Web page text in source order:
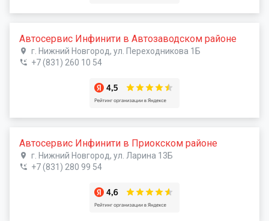
Автосервис Инфинити в Автозаводском районе
г. Нижний Новгород, ул. Переходникова 1Б
+7 (831) 260 10 54
Автосервис Инфинити в Приокском районе
г. Нижний Новгород, ул. Ларина 13Б
+7 (831) 280 99 54